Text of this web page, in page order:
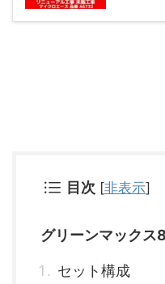
目次 [非表示]
グリーンマックス
セット構成